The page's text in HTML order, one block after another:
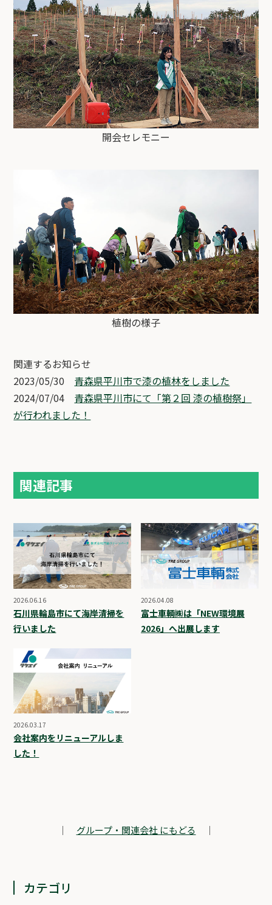
開会セレモニー
植樹の様子
関連するお知らせ
2023/05/30 青森県平川市で漆の植林をしました
2024/07/04 青森県平川市にて「第２回 漆の植樹祭」
が行われました！
関連記事
2026.06.16
石川県輪島市にて海岸清掃を
行いました
2026.04.08
富士車輌㈱は「NEW環境展
2026」へ出展します
2026.03.17
会社案内をリニューアルしま
した！
｜ グループ・関連会社 にもどる ｜
カテゴリ